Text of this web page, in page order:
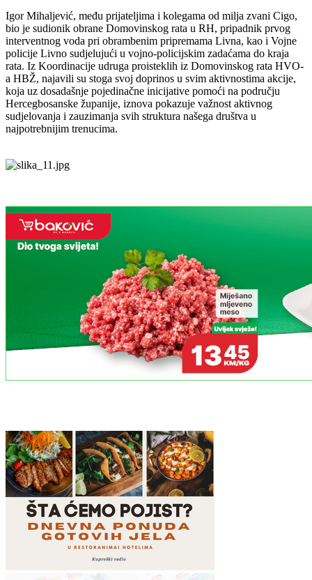
Igor Mihaljević, među prijateljima i kolegama od milja zvani Cigo,
bio je sudionik obrane Domovinskog rata u RH, pripadnik prvog
interventnog voda pri obrambenim pripremama Livna, kao i Vojne
policije Livno sudjelujući u vojno-policijskim zadaćama do kraja
rata. Iz Koordinacije udruga proisteklih iz Domovinskog rata HVO-
a HBŽ, najavili su stoga svoj doprinos u svim aktivnostima akcije,
koja uz dosadašnje pojedinačne inicijative pomoći na području
Hercegbosanske županije, iznova pokazuje važnost aktivnog
sudjelovanja i zauzimanja svih struktura našega društva u
najpotrebnijim trenucima.